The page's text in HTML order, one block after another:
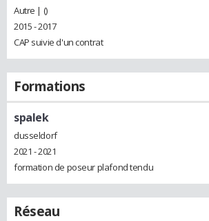
Autre | ()
2015 - 2017
CAP suivie d'un contrat
Formations
spalek
dusseldorf
2021 - 2021
formation de poseur plafond tendu
Réseau